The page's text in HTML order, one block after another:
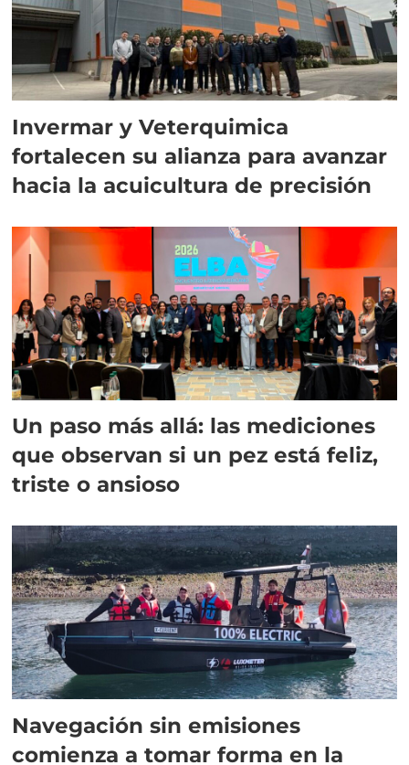
Invermar y Veterquimica
fortalecen su alianza para avanzar
hacia la acuicultura de precisión
Un paso más allá: las mediciones
que observan si un pez está feliz,
triste o ansioso
Navegación sin emisiones
comienza a tomar forma en la